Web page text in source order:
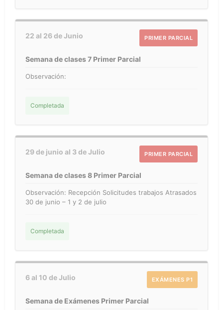
22 al 26 de Junio PRIMER PARCIAL
Semana de clases 7 Primer Parcial
Observación:
Completada
29 de junio al 3 de Julio PRIMER PARCIAL
Semana de clases 8 Primer Parcial
Observación: Recepción Solicitudes trabajos Atrasados
30 de junio – 1 y 2 de julio
Completada
6 al 10 de Julio EXÁMENES P1
Semana de Exámenes Primer Parcial